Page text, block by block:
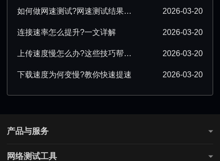
如何做网速测试?网速测试结果怎么解读? 2026-03-20
连接速率怎么提升?一文详解 2026-03-20
上传速度慢怎么办?这些技巧帮你提速 2026-03-20
下载速度为何变慢?教你快速提速 2026-03-20
产品与服务
测网速
网络测试工具